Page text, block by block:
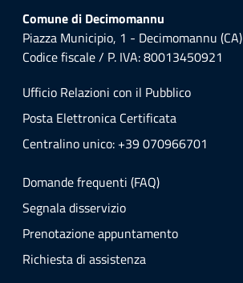
Comune di Decimomannu
Piazza Municipio, 1 - Decimomannu (CA)
Codice fiscale / P. IVA: 80013450921
Ufficio Relazioni con il Pubblico
Posta Elettronica Certificata
Centralino unico: +39 070966701
Domande frequenti (FAQ)
Segnala disservizio
Prenotazione appuntamento
Richiesta di assistenza